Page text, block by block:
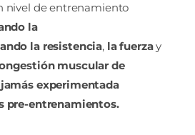
nivel de entrenamiento
la
la resistencia, la fuerzay
muscular de
experimentada
pre-entrenamientos.